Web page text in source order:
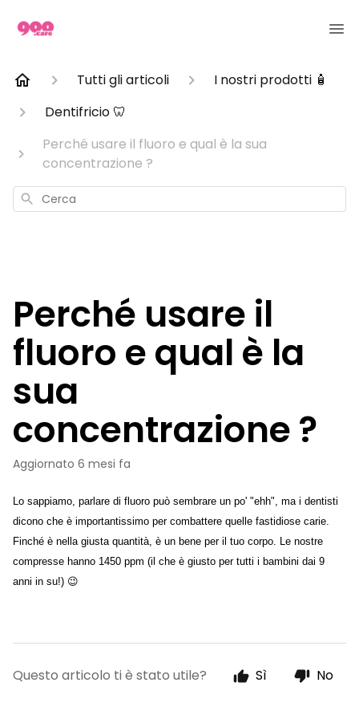
Tutti gli articoli
I nostri prodotti 🧴
Dentifricio 🦷
Perché usare il fluoro e qual è la sua
concentrazione ?
Cerca
Perché usare il
fluoro e qual è la
sua
concentrazione ?
Aggiornato 6 mesi fa
Lo sappiamo, parlare di fluoro può sembrare un po' "ehh", ma i dentisti
dicono che è importantissimo per combattere quelle fastidiose carie.
Finché è nella giusta quantità, è un bene per il tuo corpo. Le nostre
compresse hanno 1450 ppm (il che è giusto per tutti i bambini dai 9
anni in su!) 😉
Questo articolo ti è stato utile? Sì No